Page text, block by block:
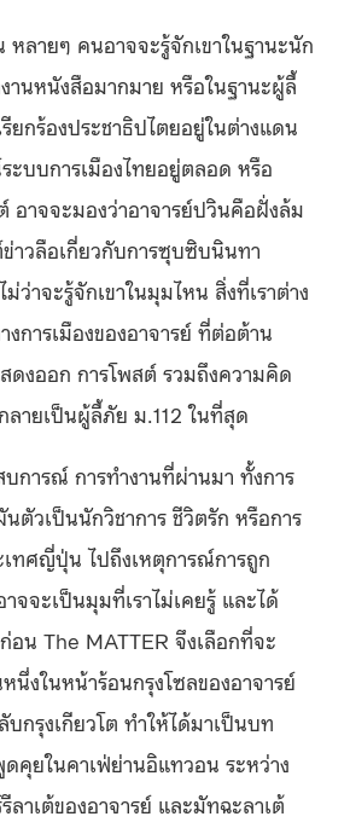
หลายๆ คนอาจจะรู้จักเขาในฐานะนัก
งานหนังสือมากมาย หรือในฐานะผู้ลี้
ยกร้องประชาธิปไตยอยู่ในต่างแดน
ะบบการเมืองไทยอยู่ตลอด หรือ
อาจจะมองว่าอาจารย์ปวินคือฝั่งล้ม
าวลือเกี่ยวกับการซุบซิบนินทา
ว่าจะรู้จักเขาในมุมไหน สิ่งที่เราต่าง
การเมืองของอาจารย์ ที่ต่อต้าน
ดงออก การโพสต์ รวมถึงความคิด
ลายเป็นผู้ลี้ภัย ม.112 ในที่สุด
การณ์ การทำงานที่ผ่านมา ทั้งการ
ตัวเป็นนักวิชาการ ชีวิตรัก หรือการ
เทศญี่ปุ่น ไปถึงเหตุการณ์การถูก
จจะเป็นมุมที่เราไม่เคยรู้ และได้
อน The MATTER จึงเลือกที่จะ
งในหน้าร้อนกรุงโซลของอาจารย์
กรุงเกียวโต ทำให้ได้มาเป็นบท
คุยในคาเฟ่ย่านอิแทวอน ระหว่าง
ลาเต้ของอาจารย์ และมัทฉะลาเต้